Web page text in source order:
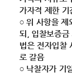
가자격 제한
○ 위 사항을 제
되, 입찰보증금
법은 전자입찰
로 갈음
○ 낙찰자가 기